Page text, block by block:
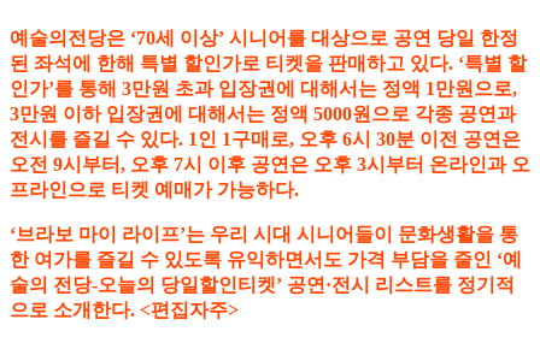
예술의전당은 ‘70세 이상’ 시니어를 대상으로 공연 당일 한정
된 좌석에 한해 특별 할인가로 티켓을 판매하고 있다. ‘특별 할
인가’를 통해 3만원 초과 입장권에 대해서는 정액 1만원으로,
3만원 이하 입장권에 대해서는 정액 5000원으로 각종 공연과
전시를 즐길 수 있다. 1인 1구매로, 오후 6시 30분 이전 공연은
오전 9시부터, 오후 7시 이후 공연은 오후 3시부터 온라인과 오
프라인으로 티켓 예매가 가능하다.
‘브라보 마이 라이프’는 우리 시대 시니어들이 문화생활을 통
한 여가를 즐길 수 있도록 유익하면서도 가격 부담을 줄인 ‘예
술의 전당-오늘의 당일할인티켓’ 공연·전시 리스트를 정기적
으로 소개한다. <편집자주>